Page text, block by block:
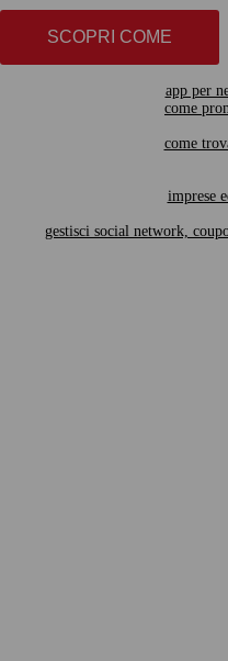
SCOPRI COME
app per
come
come
imprese
gestisci social network,